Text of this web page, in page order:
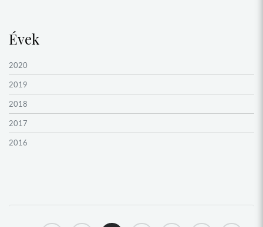
Évek
2020
2019
2018
2017
2016